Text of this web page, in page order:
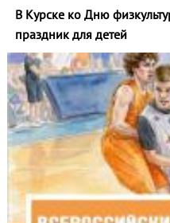
В Курске ко Дню
праздник для детей